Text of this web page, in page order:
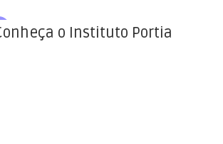
o Instituto Portia